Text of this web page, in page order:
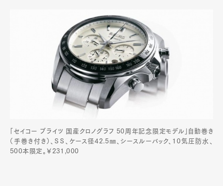
「セイコー ブライツ 国産クロノグラフ 50周年記念限定モデル」自動巻き
（手巻き付き）、ＳＳ、ケース径42.5㎜、シースルーバック、10気圧防水、
500本限定。￥231,000